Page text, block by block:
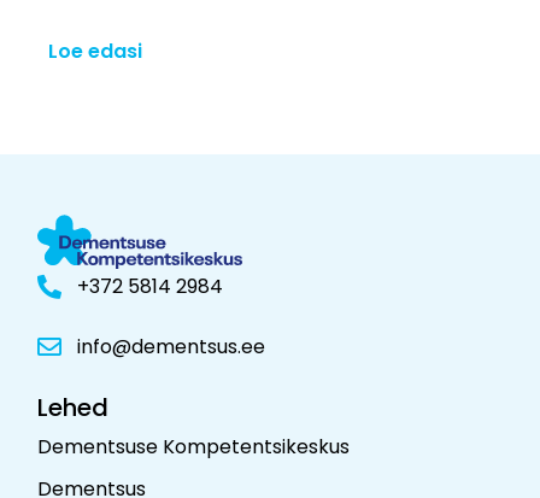
Loe edasi
+372 5814 2984
info@dementsus.ee
Lehed
Dementsuse Kompetentsikeskus
Dementsus